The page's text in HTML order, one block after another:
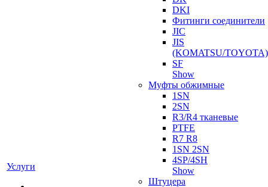
Услуги
DKI
Фитинги соединители
JIC
JIS
(KOMATSU/TOYOTA)
SF
Show
Муфты обжимные
1SN
2SN
R3/R4 тканевые
PTFE
R7 R8
1SN 2SN
4SP/4SH
Show
Штуцера